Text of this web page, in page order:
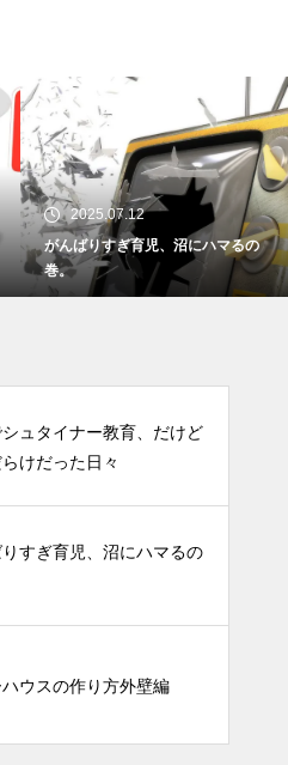
ハマるの
2023.11.28
ツリーハウスの作り方
ュタイナー教育、だけど
けだった日々
すぎ育児、沼にハマるの
ウスの作り方外壁編